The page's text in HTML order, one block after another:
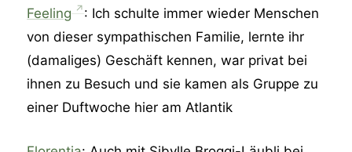
Feeling
: Ich schulte immer wieder Menschen
von dieser sympathischen Familie, lernte ihr
(damaliges) Geschäft kennen, war privat bei
ihnen zu Besuch und sie kamen als Gruppe zu
einer Duftwoche hier am Atlantik